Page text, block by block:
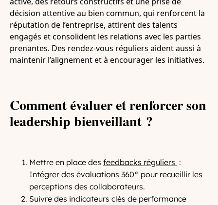
décision attentive au bien commun, qui renforcent la
réputation de l’entreprise, attirent des talents
engagés et consolident les relations avec les parties
prenantes. Des rendez-vous réguliers aident aussi à
maintenir l’alignement et à encourager les initiatives.
Comment évaluer et renforcer son
leadership bienveillant ?
Mettre en place des feedbacks réguliers :
Intégrer des évaluations 360° pour recueillir les
perceptions des collaborateurs.
Suivre des indicateurs clés de performance